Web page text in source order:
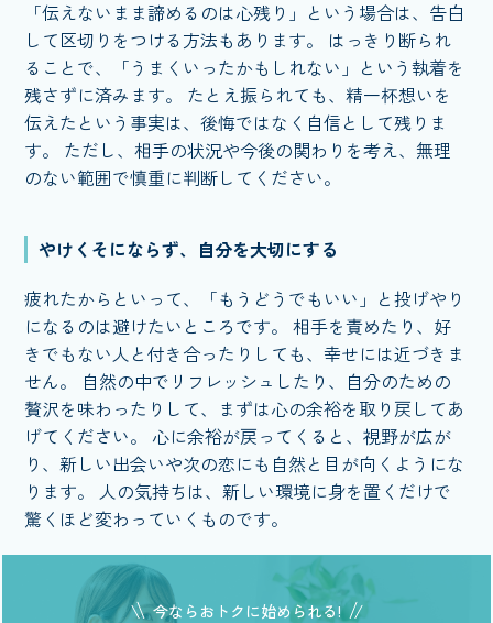
「伝えないまま諦めるのは心残り」という場合は、告白
して区切りをつける方法もあります。 はっきり断られ
ることで、「うまくいったかもしれない」という執着を
残さずに済みます。 たとえ振られても、精一杯想いを
伝えたという事実は、後悔ではなく自信として残りま
す。 ただし、相手の状況や今後の関わりを考え、無理
のない範囲で慎重に判断してください。
やけくそにならず、自分を大切にする
疲れたからといって、「もうどうでもいい」と投げやり
になるのは避けたいところです。 相手を責めたり、好
きでもない人と付き合ったりしても、幸せには近づきま
せん。 自然の中でリフレッシュしたり、自分のための
贅沢を味わったりして、まずは心の余裕を取り戻してあ
げてください。 心に余裕が戻ってくると、視野が広が
り、新しい出会いや次の恋にも自然と目が向くようにな
ります。 人の気持ちは、新しい環境に身を置くだけで
驚くほど変わっていくものです。
今ならおトクに始められる!